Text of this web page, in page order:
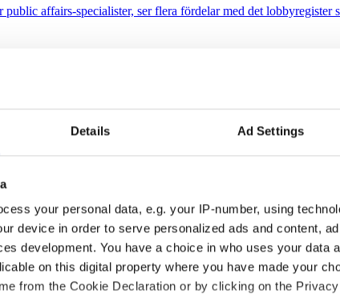
Details Ad Settings
your personal data, e.g. your IP-number, using
device in order to serve personalized ads and content,
development. You have a choice in who uses your data
on this digital property where you have made your
from the Cookie Declaration or by clicking on the
affairs-specialister, ser flera fördelar med det lobbyregister
rummet, och ökar risken för att ursprungstanken bakom
ägnar sig åt hårklyveri
slår tillbaka mot den egna opinionschefen Katariina
av friskolor efter att ha försökt motverka skoloncernernas